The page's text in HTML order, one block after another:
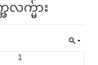
လက္မ်ား
1